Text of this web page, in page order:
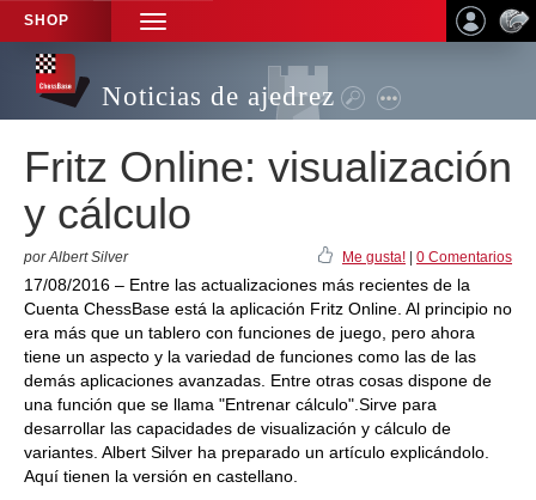
SHOP
TOGGLE
NAVIGATION
Noticias de ajedrez
Fritz Online: visualización
y cálculo
por Albert Silver Me gusta! 0 Comentarios
17/08/2016 – Entre las actualizaciones más recientes de la
Cuenta ChessBase está la aplicación Fritz Online. Al principio no
era más que un tablero con funciones de juego, pero ahora
tiene un aspecto y la variedad de funciones como las de las
demás aplicaciones avanzadas. Entre otras cosas dispone de
una función que se llama "Entrenar cálculo".Sirve para
desarrollar las capacidades de visualización y cálculo de
variantes. Albert Silver ha preparado un artículo explicándolo.
Aquí tienen la versión en castellano.